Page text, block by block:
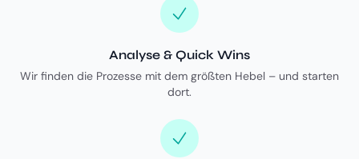
Analyse & Quick Wins
Wir finden die Prozesse mit dem größten Hebel – und starten
dort.